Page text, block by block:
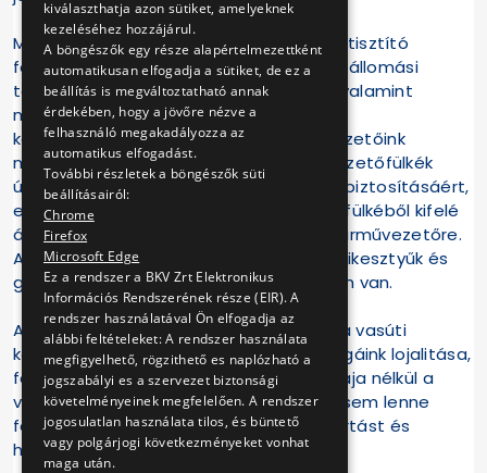
Munkavállalóink védelme érdekében kéztisztító
fertőtlenítőszereket helyeztünk ki a végállomási
tartózkodókba és az irodaépületekbe, valamint
minden járművezetőnket elláttuk saját
kézfertőtlenítővel is. Szintén villamosvezetőink
megóvása érdekében tettünk a zárt vezetőfülkék
úgynevezett „túlnyomásos” üzemének biztosításáért,
ezáltal a vezetőfülkében lévő levegő a fülkéből kifelé
áramlik és nem az utastér irányából a járművezetőre.
A talált tárgyak kezeléséhez pedig gumikesztyűk és
gyűjtőzsákok biztosítása is folyamatban van.
Ahogyan a BKV minden területére, úgy a vasúti
közlekedés esetében is igaz, hogy kollégáink lojalitása,
felelősségteljes magatartása és munkája nélkül a
villamosüzem zavarmentes működése sem lenne
fenntartható. Ezúttal is köszönjük a kitartást és
helytállást minden kollégánknak!
kiválaszthatja azon sütiket, amelyeknek
kezeléséhez hozzájárul.
A böngészők egy része alapértelmezettként
automatikusan elfogadja a sütiket, de ez a
beállítás is megváltoztatható annak
érdekében, hogy a jövőre nézve a
felhasználó megakadályozza az
automatikus elfogadást.
További részletek a böngészők süti
beállításairól:
Chrome
Firefox
Microsoft Edge
Ez a rendszer a BKV Zrt Elektronikus
Információs Rendszerének része (EIR). A
rendszer használatával Ön elfogadja az
alábbi feltételeket: A rendszer használata
megfigyelhető, rögzithető es naplózható a
jogszabályi es a szervezet biztonsági
követelményeinek megfelelően. A rendszer
jogosulatlan használata tilos, és büntető
vagy polgárjogi következményeket vonhat
maga után.